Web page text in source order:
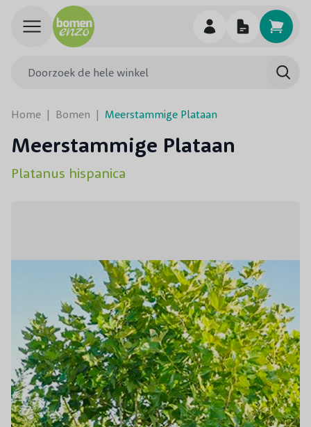
Ga naar de inhoud
Home | Bomen | Meerstammige Plataan
Meerstammige Plataan
Platanus hispanica